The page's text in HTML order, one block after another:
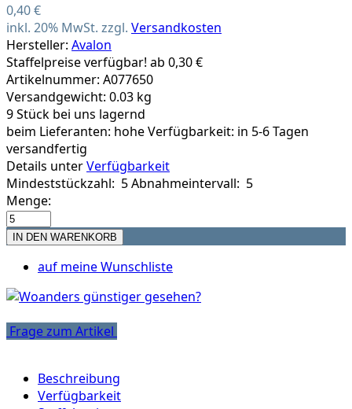
0,40 €
inkl. 20% MwSt. zzgl. Versandkosten
Hersteller: Avalon
Staffelpreise verfügbar! ab 0,30 €
Artikelnummer: A077650
Versandgewicht: 0.03 kg
9 Stück bei uns lagernd
beim Lieferanten: hohe Verfügbarkeit: in 5-6 Tagen
versandfertig
Details unterVerfügbarkeit
Mindeststückzahl: 5Abnahmeintervall: 5
Menge:
auf meine Wunschliste
Frage zum Artikel
Beschreibung
Verfügbarkeit